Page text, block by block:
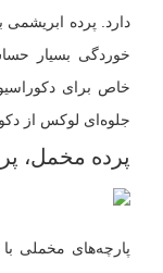
دارد. پرده
خوردگی بسیار
خاص برای
جلوه‌ای لوکس از
پرده مخمل،
پارچه‌های مخملی